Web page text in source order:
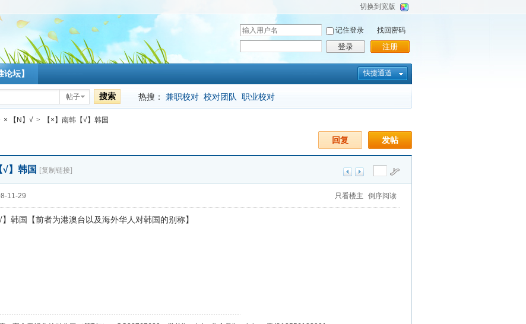
切换到宽版
用
户
名
记住登录
登录
找回密码
注册
快捷通道
论坛】
帖子 搜索 热搜： 兼职校对 校对团队 职业校对
× 【N】√ > 【×】南韩【√】韩国
发帖
回复
√】韩国 [复制链接]
只看楼主 倒序阅读
11-29
】韩国【前者为港澳台以及海外华人对韩国的别称】